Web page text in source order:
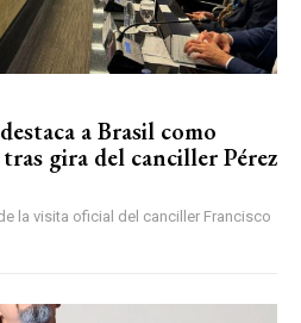
a Brasil como
gira del canciller Pérez
la visita oficial del canciller Francisco